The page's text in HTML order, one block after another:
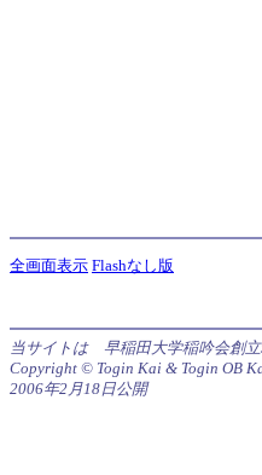
全画面表示 Flashなし版
当サイトは 早稲田大学稲吟会創
Copyright © Togin Kai & Togin OB
2006年2月18日公開